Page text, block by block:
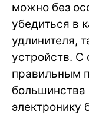
можно без
убедиться в
удлинителя,
устройств. С
правильным
большинства
электронику